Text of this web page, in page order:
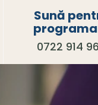
Sună
0722 914